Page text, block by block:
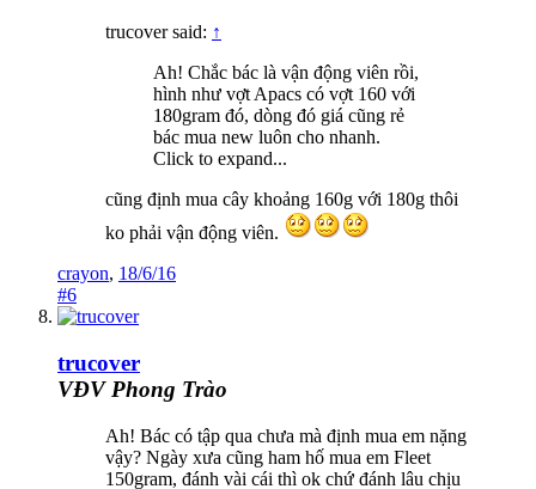
trucover said: ↑
Ah! Chắc bác là vận động viên rồi,
hình như vợt Apacs có vợt 160 với
180gram đó, dòng đó giá cũng rẻ
bác mua new luôn cho nhanh.
Click to expand...
cũng định mua cây khoảng 160g với 180g thôi
ko phải vận động viên.
crayon, 18/6/16
#6
trucover
VĐV Phong Trào
Ah! Bác có tập qua chưa mà định mua em nặng
vậy? Ngày xưa cũng ham hố mua em Fleet
150gram, đánh vài cái thì ok chứ đánh lâu chịu